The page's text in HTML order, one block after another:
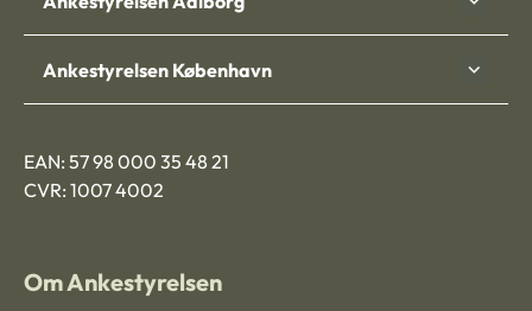
Ankestyrelsen København
EAN: 57 98 000 35 48 21
CVR: 1007 4002
Om Ankestyrelsen